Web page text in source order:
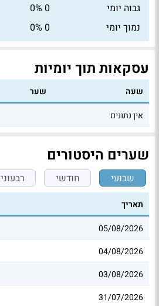
גבוה יומי
0
0%
נמוך יומי
0
0%
עסקאות תוך יומיות
שעה שער
אין נתונים
שערים היסטורים
שבועי חודשי רבעוני
תאריך
05/08/2026
04/08/2026
03/08/2026
31/07/2026